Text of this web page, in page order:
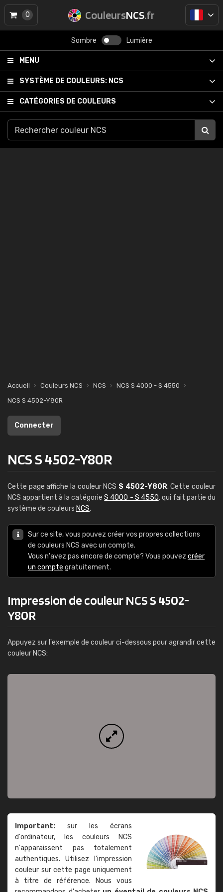
CouleursNCS.fr
Sombre Lumière
MENU
SYSTÈME DE COULEURS: NCS
CATÉGORIES DE COULEURS
0
Accueil Couleurs NCS NCS
NCS S 4000 - S 4550
NCS S 4502-Y80R
Connecter
NCS S 4502-Y80R
Cette page affiche la couleur NCS S 4502-Y80R. Cette couleur
NCS appartient à la catégorieS 4000 - S 4550, qui fait partie du
système de couleurs NCS.
Sur ce site, vous pouvez créer vos propres collections
de couleurs NCS avec un compte.
Vous n'avez pas encore de compte? Vous pouvez créer
un compte gratuitement.
Impression de couleur NCS S 4502-
Y80R
Appuyez sur l'exemple de couleur ci-dessous pour agrandir cette
couleur NCS:
Important: sur les écrans
d'ordinateur, les couleurs NCS
n'apparaissent pas totalement
authentiques. Utilisez l'impression
couleur sur cette page uniquement
à titre de référence. Nous vous